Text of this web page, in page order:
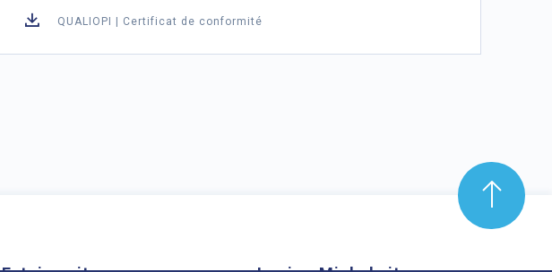
QUALIOPI | Certificat de conformité